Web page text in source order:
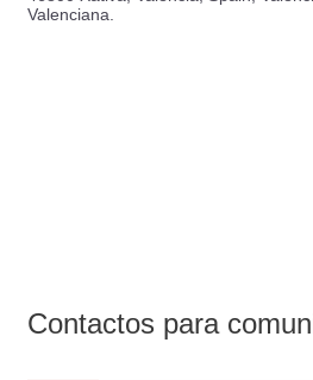
Valenciana.
Contactos para